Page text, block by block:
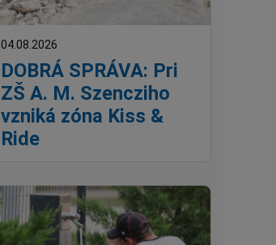
DOBRÁ SPRÁVA: Pri
ZŠ A. M. Szencziho
vzniká zóna Kiss &
Ride
04.08.2026